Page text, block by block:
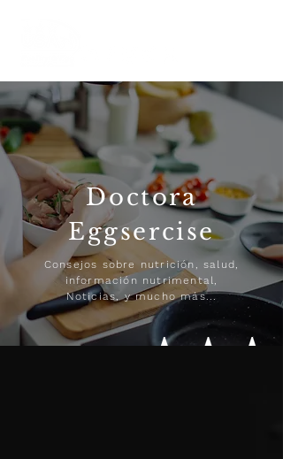
Doctora
Eggsercise
Consejos sobre nutrición, salud,
información nutrimental,
Noticias, y mucho más...